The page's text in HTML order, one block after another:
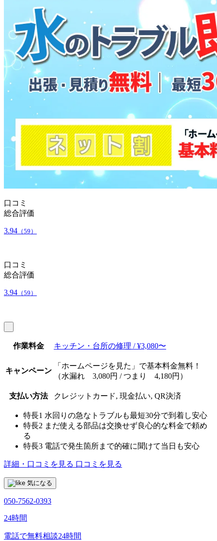
口コミ
総合評価
3.94 （59）
口コミ
総合評価
3.94 （59）
作業料金 キッチン・台所の修理 / ¥3,080〜
キャンペーン
「ホームページを見た」で基本料金無料！
（水漏れ 3,080円 / つまり 4,180円）
支払い方法 クレジットカード, 現金払い, QR決済
特長1 水回りの急なトラブルも最短30分で到着し安心
特長2 まだ使える部品は交換せず良心的な料金で頼め
る
特長3 電話で発生箇所まで的確に聞けて当日も安心
詳細・口コミを見る 口コミを見る
気になる
050-7562-0393
24時間
電話で無料相談24時間